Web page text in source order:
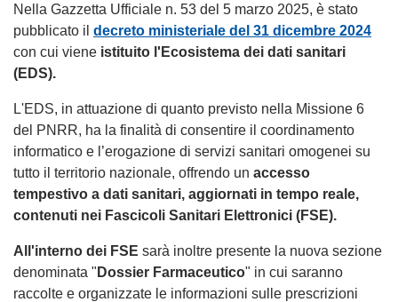
Nella Gazzetta Ufficiale n. 53 del 5 marzo 2025, è stato
pubblicato il decreto ministeriale del 31 dicembre 2024
con cui viene istituito l'Ecosistema dei dati sanitari
(EDS).
L'EDS, in attuazione di quanto previsto nella Missione 6
del PNRR, ha la finalità di consentire il coordinamento
informatico e l’erogazione di servizi sanitari omogenei su
tutto il territorio nazionale, offrendo un accesso
tempestivo a dati sanitari, aggiornati in tempo reale,
contenuti nei Fascicoli Sanitari Elettronici (FSE).
All'interno dei FSE sarà inoltre presente la nuova sezione
denominata " Dossier Farmaceutico" in cui saranno
raccolte e organizzate le informazioni sulle prescrizioni